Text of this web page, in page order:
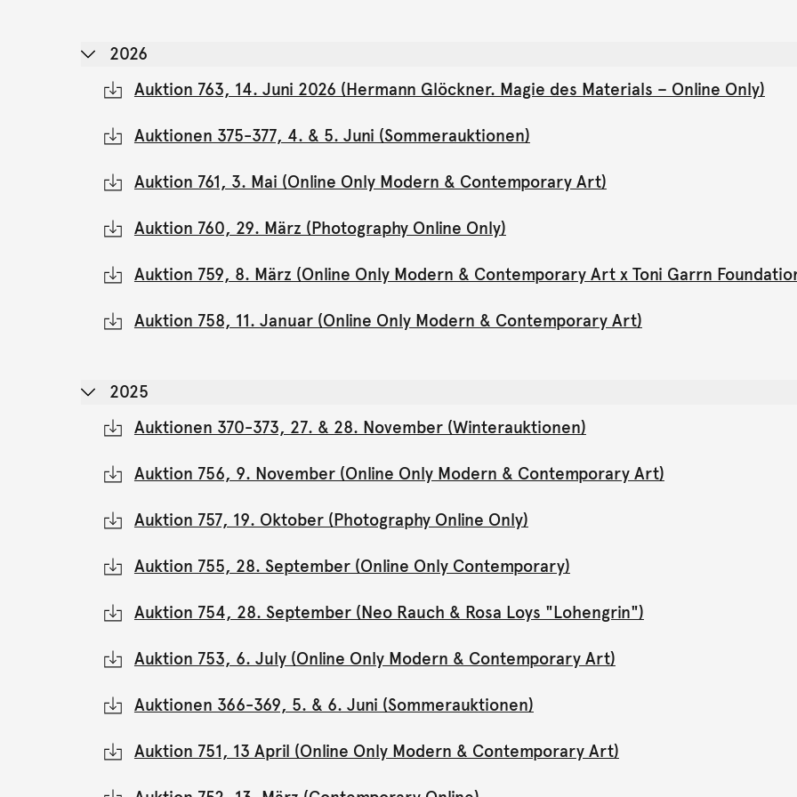
2026
Auktion 763, 14. Juni 2026 (Hermann Glöckner. Magie des Materials – Online Only)
Auktionen 375-377, 4. & 5. Juni (Sommerauktionen)
Auktion 761, 3. Mai (Online Only Modern & Contemporary Art)
Auktion 760, 29. März (Photography Online Only)
Auktion 759, 8. März (Online Only Modern & Contemporary Art x Toni Garrn
Auktion 758, 11. Januar (Online Only Modern & Contemporary Art)
2025
Auktionen 370-373, 27. & 28. November (Winterauktionen)
Auktion 756, 9. November (Online Only Modern & Contemporary Art)
Auktion 757, 19. Oktober (Photography Online Only)
Auktion 755, 28. September (Online Only Contemporary)
Auktion 754, 28. September (Neo Rauch & Rosa Loys "Lohengrin")
Auktion 753, 6. July (Online Only Modern & Contemporary Art)
Auktionen 366-369, 5. & 6. Juni (Sommerauktionen)
Auktion 751, 13 April (Online Only Modern & Contemporary Art)